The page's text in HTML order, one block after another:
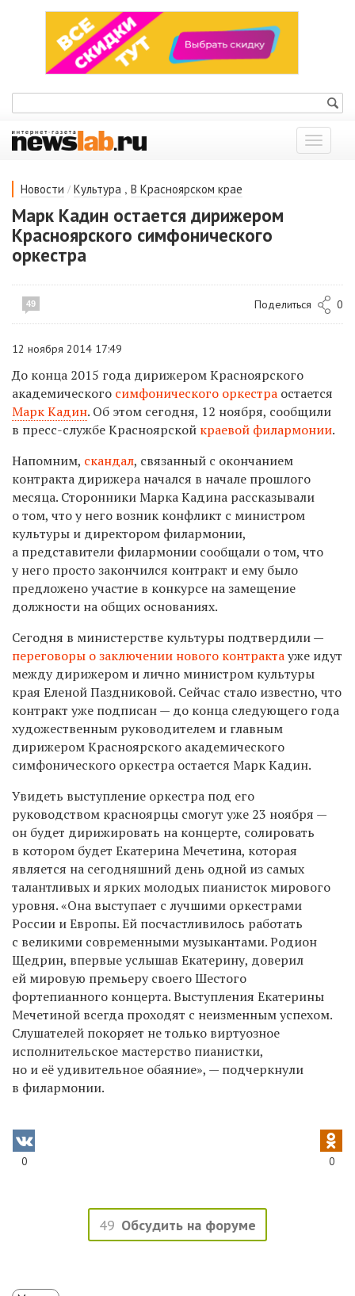
Показать
меню
Новости / Культура , В Красноярском крае
Марк Кадин остается дирижером
Красноярского симфонического
оркестра
49 Поделиться 0
12 ноября 2014 17:49
До конца 2015 года дирижером Красноярского
академического симфонического оркестра остается
Марк Кадин. Об этом сегодня, 12 ноября, сообщили
в пресс-службе Красноярской краевой филармонии.
Напомним, скандал, связанный с окончанием
контракта дирижера начался в начале прошлого
месяца. Сторонники Марка Кадина рассказывали
о том, что у него возник конфликт с министром
культуры и директором филармонии,
а представители филармонии сообщали о том, что
у него просто закончился контракт и ему было
предложено участие в конкурсе на замещение
должности на общих основаниях.
Сегодня в министерстве культуры подтвердили —
переговоры о заключении нового контрактауже идут
между дирижером и лично министром культуры
края Еленой Паздниковой. Сейчас стало известно, что
контракт уже подписан — до конца следующего года
художественным руководителем и главным
дирижером Красноярского академического
симфонического оркестра остается Марк Кадин.
Увидеть выступление оркестра под его
руководством красноярцы смогут уже 23 ноября —
он будет дирижировать на концерте, солировать
в котором будет Екатерина Мечетина, которая
является на сегодняшний день одной из самых
талантливых и ярких молодых пианисток мирового
уровня. «Она выступает с лучшими оркестрами
России и Европы. Ей посчастливилось работать
с великими современными музыкантами. Родион
Щедрин, впервые услышав Екатерину, доверил
ей мировую премьеру своего Шестого
фортепианного концерта. Выступления Екатерины
Мечетиной всегда проходят с неизменным успехом.
Слушателей покоряет не только виртуозное
исполнительское мастерство пианистки,
но и её удивительное обаяние», — подчеркнули
в филармонии.
0 0
49 Обсудить на форуме